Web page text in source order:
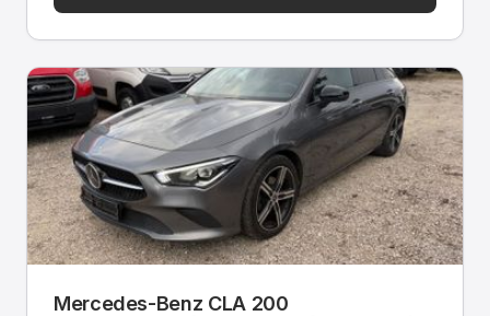
Mercedes-Benz CLA 200